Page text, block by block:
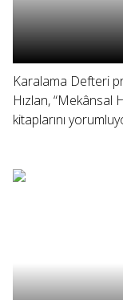
Karalama Defteri
Hızlan, “Mekânsal
kitaplarını